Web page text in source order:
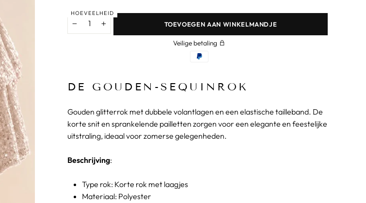
HOEVEELHEID
TOEVOEGEN AAN WINKELMANDJE
Veilige betaling
DE GOUDEN-SEQUINROK
Gouden glitterrok met dubbele volantlagen en een elastische tailleband. De
korte snit en sprankelende pailletten zorgen voor een elegante en feestelijke
uitstraling, ideaal voor zomerse gelegenheden.
Beschrijving:
Type rok: Korte rok met laagjes
Materiaal: Polyester